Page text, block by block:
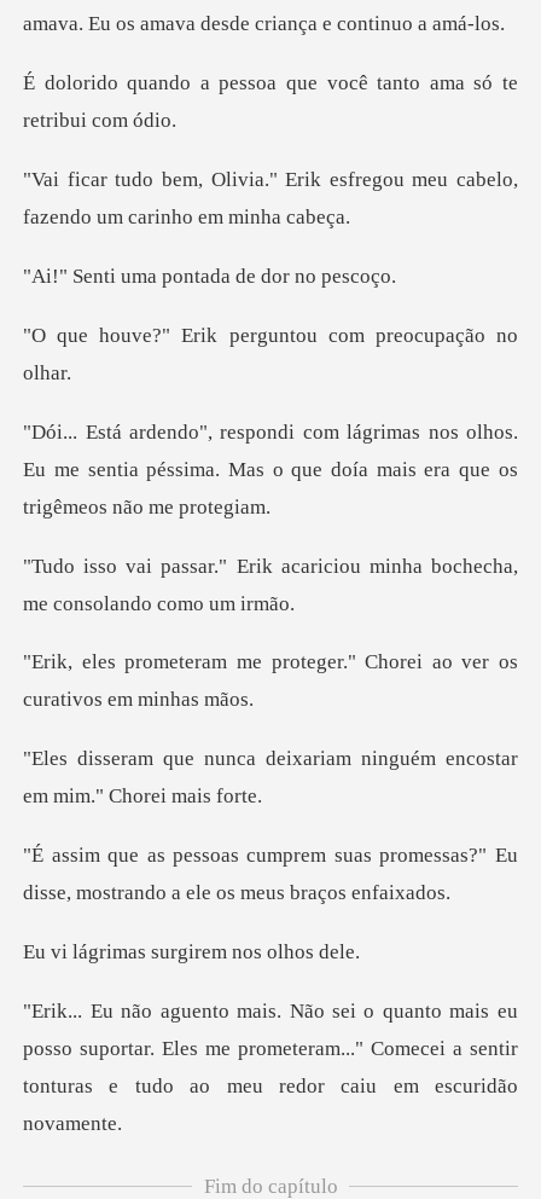
amava. Eu os amava
soa que você tanto ama
Erik esfregou meu cabelo,
faze
a pontada de d
k perguntou com pr
nos olhos.
Eu me sentia péssima. Mas o que do
acariciou minha bochecha,
m
proteger." Chorei ao ver o
eixariam ninguém encostar
as promessas?" Eu
disse, mostrando
s surgirem no
osso suportar. Eles me prometeram..." Comecei a sentir
t
Fim do capítulo